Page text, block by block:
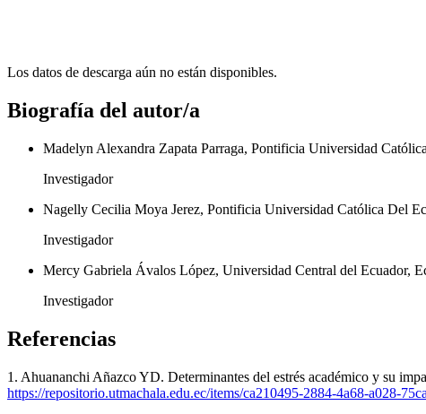
Los datos de descarga aún no están disponibles.
Biografía del autor/a
Madelyn Alexandra Zapata Parraga, Pontificia Universidad
Investigador
Nagelly Cecilia Moya Jerez, Pontificia Universidad Católica Del
Investigador
Mercy Gabriela Ávalos López, Universidad Central del Ecuador,
Investigador
Referencias
1. Ahuananchi Añazco YD. Determinantes del estrés académico y su
https://repositorio.utmachala.edu.ec/items/ca210495-2884-4a68-a028-